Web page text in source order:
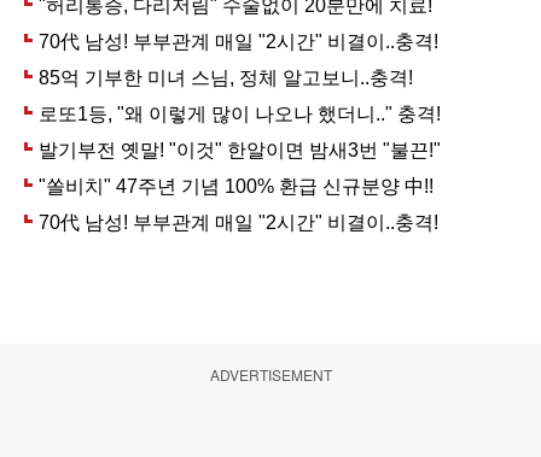
ADVERTISEMENT